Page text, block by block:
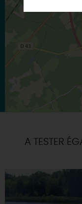
A TESTER